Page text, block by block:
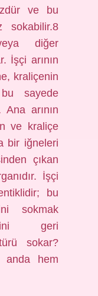
ve bu
sokabilir.8
diğer
İşçi arının
kraliçenin
sayede
arının
ve kraliçe
bir iğneleri
çıkan
İşçi
bu
sokmak
geri
sokar?
anda hem